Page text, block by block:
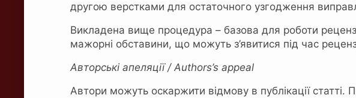
другою верстками для остаточного узгодження
Викладена вище процедура – базова для роботи
мажорні обставини, що можуть з’явитися під час
Авторські апеляції / Authors’s appeal
Автори можуть оскаржити відмову в публікації